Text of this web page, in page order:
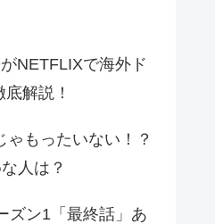
NETFLIXで海外ド
解説！
ゃもったいない！？
人は？
ズン1「最終話」あ